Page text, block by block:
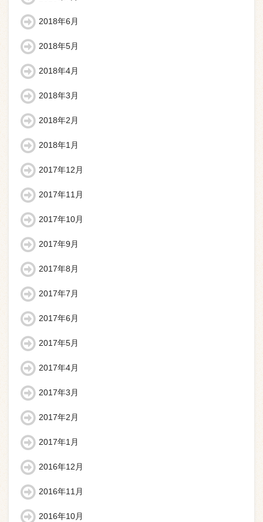
2018年6月
2018年5月
2018年4月
2018年3月
2018年2月
2018年1月
2017年12月
2017年11月
2017年10月
2017年9月
2017年8月
2017年7月
2017年6月
2017年5月
2017年4月
2017年3月
2017年2月
2017年1月
2016年12月
2016年11月
2016年10月